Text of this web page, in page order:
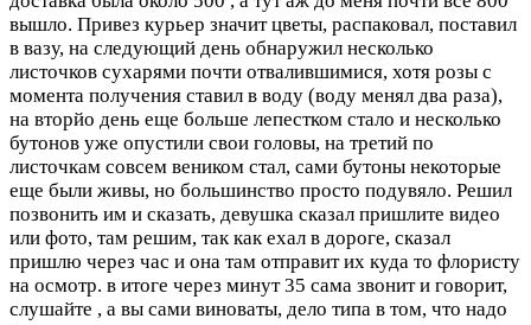
вышло. Привез курьер значит цветы, распаковал, поставил
в вазу, на следующий день обнаружил несколько
листочков сухарями почти отвалившимися, хотя розы с
момента получения ставил в воду (воду менял два раза),
на вторйо день еще больше лепестком стало и несколько
бутонов уже опустили свои головы, на третий по
листочкам совсем веником стал, сами бутоны некоторые
еще были живы, но большинство просто подувяло. Решил
позвонить им и сказать, девушка сказал пришлите видео
или фото, там решим, так как ехал в дороге, сказал
пришлю через час и она там отправит их куда то флористу
на осмотр. в итоге через минут 35 сама звонит и говорит,
слушайте , а вы сами виноваты, дело типа в том, что надо